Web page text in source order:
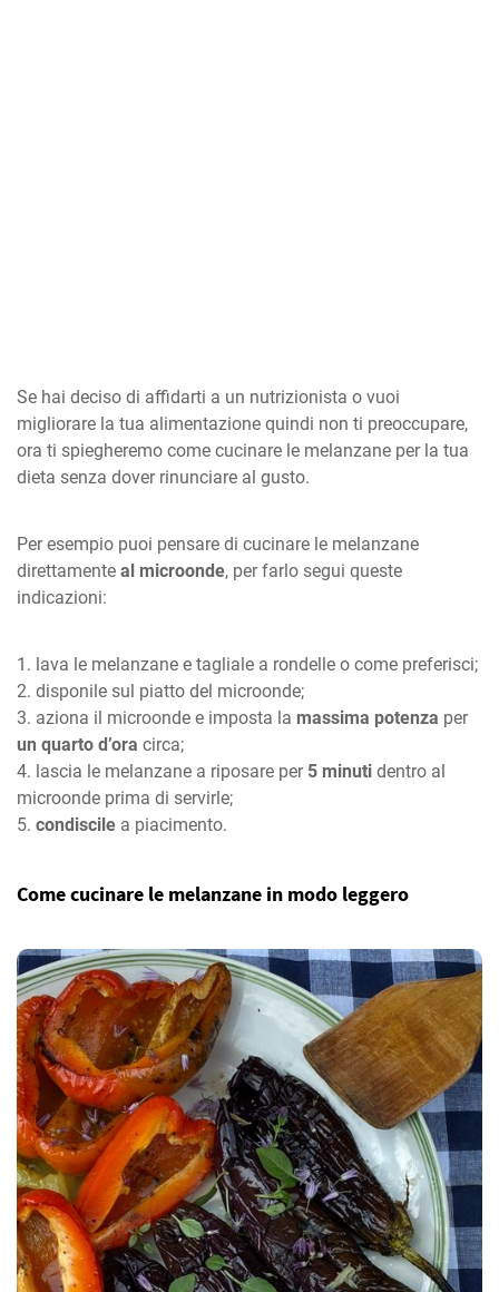
Se hai deciso di affidarti a un nutrizionista o vuoi
migliorare la tua alimentazione quindi non ti preoccupare,
ora ti spiegheremo come cucinare le melanzane per la tua
dieta senza dover rinunciare al gusto.
Per esempio puoi pensare di cucinare le melanzane
direttamente al microonde, per farlo segui queste
indicazioni:
lava le melanzane e tagliale a rondelle o come preferisci;
disponile sul piatto del microonde;
aziona il microonde e imposta la massima potenza per
un quarto d’ora circa;
lascia le melanzane a riposare per 5 minuti dentro al
microonde prima di servirle;
condiscile a piacimento.
Come cucinare le melanzane in modo leggero